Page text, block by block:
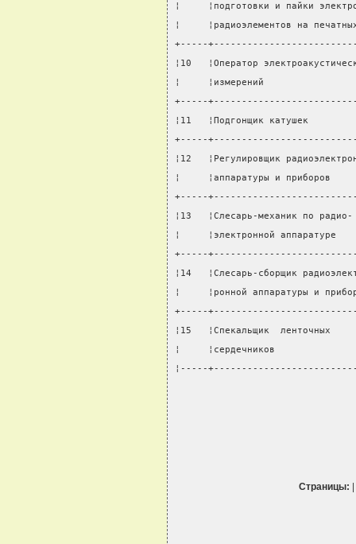
¦     ¦подготовки и пайки
¦     ¦радиоэлементов на
+-----
¦10   ¦Оператор
¦     ¦измерений
+-----
¦11   ¦Подгонщик
+-----
¦12   ¦Регулировщик
¦     ¦аппаратуры и
+-----
¦13   ¦Слесарь-механик по
¦     ¦электронной
+-----
¦14   ¦Слесарь-сборщик
¦     ¦ронной аппаратуры и
+-----
¦15   ¦Спекальщик
¦     ¦сердечников
¦-----
Страницы: